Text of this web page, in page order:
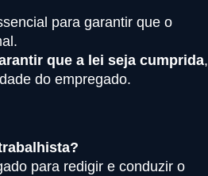
para garantir que o
que a lei seja cumprida,
do empregado.
para redigir e conduzir o